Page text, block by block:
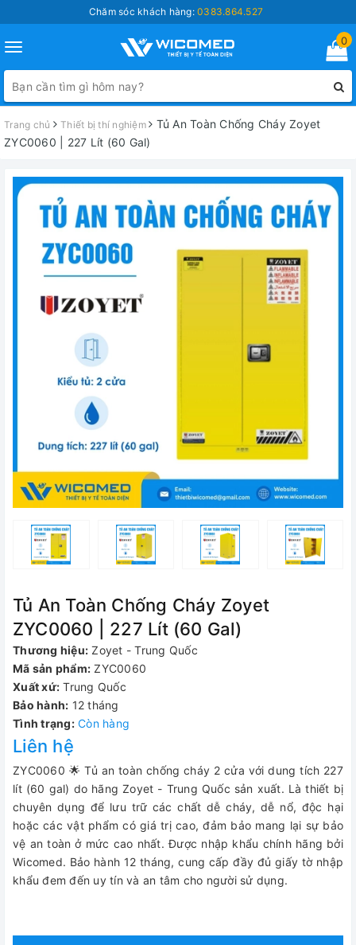
Chăm sóc khách hàng:0383.864.527
Toggle
navigation
0
Trang chủ Thiết bị thí nghiệm
Tủ An Toàn Chống Cháy Zoyet
ZYC0060 | 227 Lít (60 Gal)
Tủ An Toàn Chống Cháy Zoyet
ZYC0060 | 227 Lít (60 Gal)
Thương hiệu: Zoyet - Trung Quốc
Mã sản phẩm: ZYC0060
Xuất xứ: Trung Quốc
Bảo hành: 12 tháng
Tình trạng: Còn hàng
Liên hệ
ZYC0060 🌟 Tủ an toàn chống cháy 2 cửa với dung tích 227
lít (60 gal) do hãng Zoyet - Trung Quốc sản xuất. Là thiết bị
chuyên dụng để lưu trữ các chất dễ cháy, dễ nổ, độc hại
hoặc các vật phẩm có giá trị cao, đảm bảo mang lại sự bảo
vệ an toàn ở mức cao nhất. Được nhập khẩu chính hãng bởi
Wicomed. Bảo hành 12 tháng, cung cấp đầy đủ giấy tờ nhập
khẩu đem đến uy tín và an tâm cho người sử dụng.